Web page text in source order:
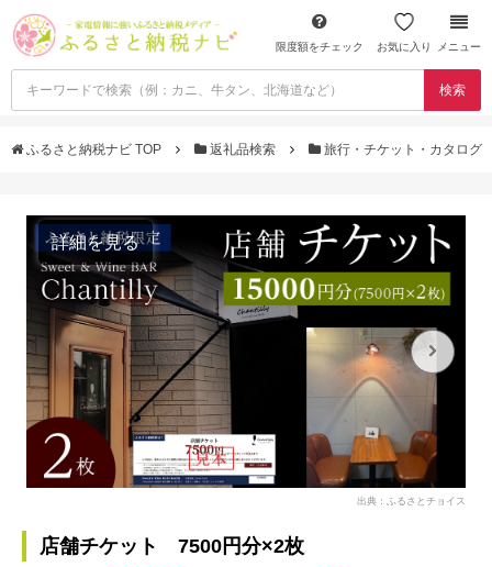
限度額をチェック お気に入り メニュー
検索
ふるさと納税ナビ TOP 返礼品検索 旅行・チケット・カタログ
詳細を見る
出典：ふるさとチョイス
店舗チケット 7500円分×2枚